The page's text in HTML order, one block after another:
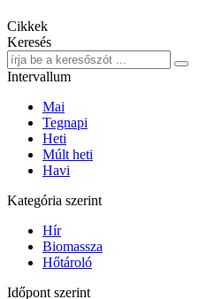
Cikkek
Keresés
Intervallum
Mai
Tegnapi
Heti
Múlt heti
Havi
Kategória szerint
Hír
Biomassza
Hőtároló
Időpont szerint